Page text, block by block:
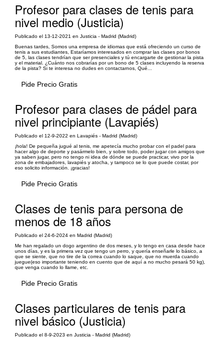
Profesor para clases de tenis para
nivel medio (Justicia)
Publicado el 13-12-2021 en Justicia - Madrid (Madrid)
Buenas tardes, Somos una empresa de idiomas que está ofreciendo un curso de
tenis a sus estudiantes, Estaríamos interesados en comprar las clases por bonos
de 5, las clases tendrían que ser presenciales y tú encargarte de gestionar la pista
y el material. ¿Cuánto nos cobrarías por un bono de 5 clases incluyendo la reserva
de la pista? Si te interesa no dudes en contactarnos, Qué...
Pide Precio Gratis
Profesor para clases de pádel para
nivel principiante (Lavapiés)
Publicado el 12-9-2022 en Lavapiés - Madrid (Madrid)
¡hola! De pequeña jugué al tenis, me apetecía mucho probar con el padel para
hacer algo de deporte y pasármelo bien, y sobre todo, poder jugar con amigos que
ya saben jugar, pero no tengo ni idea de dónde se puede practicar, vivo por la
zona de embajadores, lavapiés y atocha, y tampoco se lo que puede costar, por
eso solicito información. ¡gracias!
Pide Precio Gratis
Clases de tenis para persona de
menos de 18 años
Publicado el 24-6-2024 en Madrid (Madrid)
Me han regalado un dogo argentino de dos meses, y lo tengo en casa desde hace
unos días, y es la primera vez que tengo un perro, y quería enseñarle lo básico, a
que se siente, que no tire de la correa cuando lo saque, que no muerda cuando
juegue(eso importante teniendo en cuento que de aquí a no mucho pesará 50 kg),
que venga cuando lo llame, etc.
Pide Precio Gratis
Clases particulares de tenis para
nivel básico (Justicia)
Publicado el 8-9-2023 en Justicia - Madrid (Madrid)